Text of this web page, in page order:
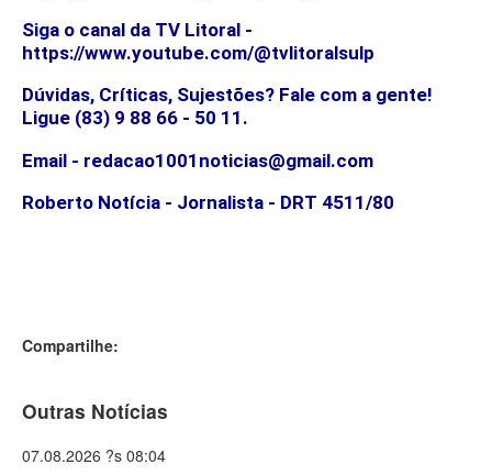
Siga o canal da TV Litoral -
https://www.youtube.com/@tvlitoralsulp
Dúvidas, Críticas, Sujestões? Fale com a gente!
Ligue (83) 9 88 66 - 50 11.
Email - redacao1001noticias@gmail.com
Roberto Notícia - Jornalista - DRT 4511/80
Compartilhe:
Outras Notícias
07.08.2026 ?s 08:04